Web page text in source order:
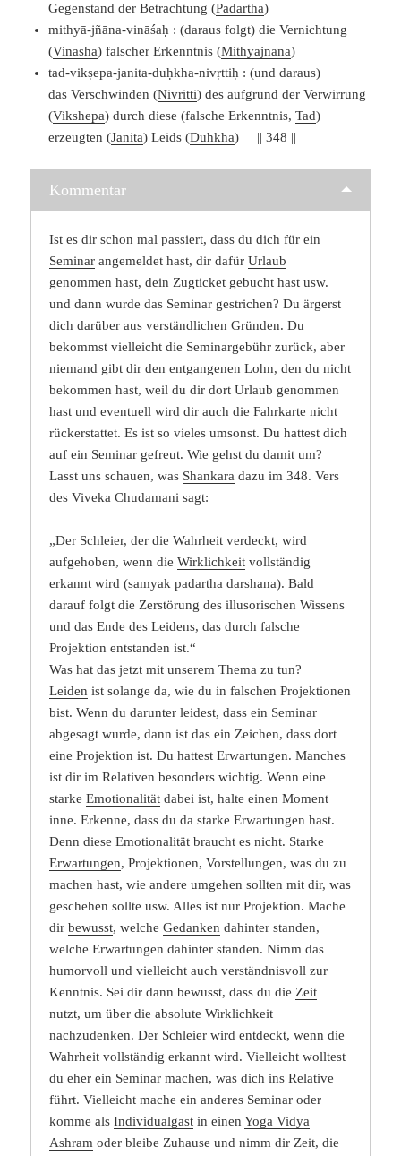
Gegenstand der Betrachtung (Padartha)
mithyā-jñāna-vināśaḥ : (daraus folgt) die Vernichtung
(Vinasha) falscher Erkenntnis (Mithyajnana)
tad-vikṣepa-janita-duḥkha-nivṛttiḥ : (und daraus)
das Verschwinden (Nivritti) des aufgrund der Verwirrung
(Vikshepa) durch diese (falsche Erkenntnis,Tad)
erzeugten (Janita) Leids (Duhkha) || 348 ||
Kommentar
Ist es dir schon mal passiert, dass du dich für ein
Seminar angemeldet hast, dir dafürUrlaub
genommen hast, dein Zugticket gebucht hast usw.
und dann wurde das Seminar gestrichen? Du ärgerst
dich darüber aus verständlichen Gründen. Du
bekommst vielleicht die Seminargebühr zurück, aber
niemand gibt dir den entgangenen Lohn, den du nicht
bekommen hast, weil du dir dort Urlaub genommen
hast und eventuell wird dir auch die Fahrkarte nicht
rückerstattet. Es ist so vieles umsonst. Du hattest dich
auf ein Seminar gefreut. Wie gehst du damit um?
Lasst uns schauen, was Shankara dazu im 348. Vers
des Viveka Chudamani sagt:
„Der Schleier, der dieWahrheit verdeckt, wird
aufgehoben, wenn dieWirklichkeit vollständig
erkannt wird (samyak padartha darshana). Bald
darauf folgt die Zerstörung des illusorischen Wissens
und das Ende des Leidens, das durch falsche
Projektion entstanden ist.“
Was hat das jetzt mit unserem Thema zu tun?
Leiden ist solange da, wie du in falschen Projektionen
bist. Wenn du darunter leidest, dass ein Seminar
abgesagt wurde, dann ist das ein Zeichen, dass dort
eine Projektion ist. Du hattest Erwartungen. Manches
ist dir im Relativen besonders wichtig. Wenn eine
starkeEmotionalität dabei ist, halte einen Moment
inne. Erkenne, dass du da starke Erwartungen hast.
Denn diese Emotionalität braucht es nicht. Starke
Erwartungen, Projektionen, Vorstellungen, was du zu
machen hast, wie andere umgehen sollten mit dir, was
geschehen sollte usw. Alles ist nur Projektion. Mache
dirbewusst, welcheGedanken dahinter standen,
welche Erwartungen dahinter standen. Nimm das
humorvoll und vielleicht auch verständnisvoll zur
Kenntnis. Sei dir dann bewusst, dass du dieZeit
nutzt, um über die absolute Wirklichkeit
nachzudenken. Der Schleier wird entdeckt, wenn die
Wahrheit vollständig erkannt wird. Vielleicht wolltest
du eher ein Seminar machen, was dich ins Relative
führt. Vielleicht mache ein anderes Seminar oder
komme alsIndividualgast in einenYoga Vidya
Ashram oder bleibe Zuhause und nimm dir Zeit, die